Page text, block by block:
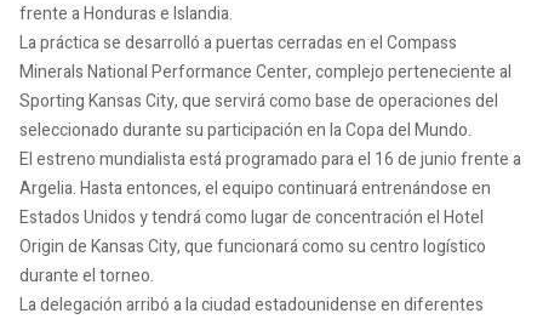
frente a Honduras e Islandia.
La práctica se desarrolló a puertas cerradas en el Compass
Minerals National Performance Center, complejo perteneciente al
Sporting Kansas City, que servirá como base de operaciones del
seleccionado durante su participación en la Copa del Mundo.
El estreno mundialista está programado para el 16 de junio frente a
Argelia. Hasta entonces, el equipo continuará entrenándose en
Estados Unidos y tendrá como lugar de concentración el Hotel
Origin de Kansas City, que funcionará como su centro logístico
durante el torneo.
La delegación arribó a la ciudad estadounidense en diferentes